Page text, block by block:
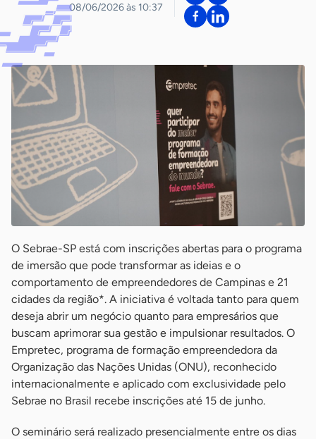
08/06/2026 às 10:37
O Sebrae-SP está com inscrições abertas para o programa
de imersão que pode transformar as ideias e o
comportamento de empreendedores de Campinas e 21
cidades da região*. A iniciativa é voltada tanto para quem
deseja abrir um negócio quanto para empresários que
buscam aprimorar sua gestão e impulsionar resultados. O
Empretec, programa de formação empreendedora da
Organização das Nações Unidas (ONU), reconhecido
internacionalmente e aplicado com exclusividade pelo
Sebrae no Brasil recebe inscrições até 15 de junho.
O seminário será realizado presencialmente entre os dias